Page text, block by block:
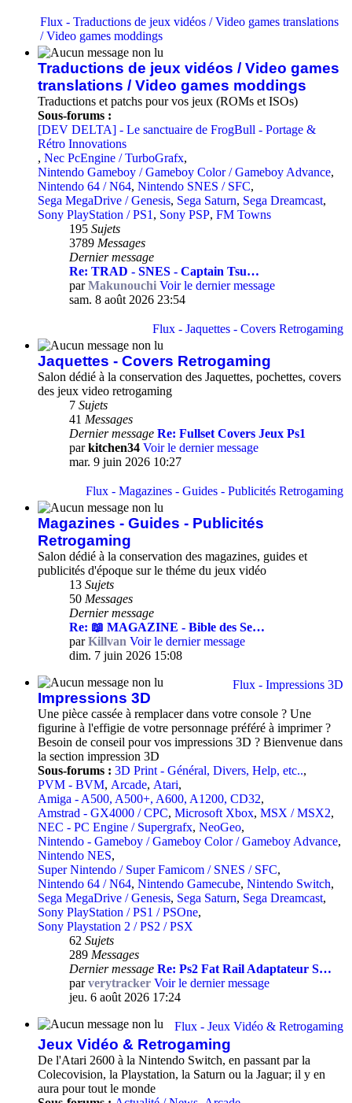
Flux - Traductions de jeux vidéos / Video games translations
/ Video games moddings
Traductions de jeux vidéos / Video games
translations / Video games moddings
Traductions et patchs pour vos jeux (ROMs et ISOs)
Sous-forums :
[DEV DELTA] - Le sanctuaire de FrogBull - Portage &
Rétro Innovations
, Nec PcEngine / TurboGrafx,
Nintendo Gameboy / Gameboy Color / Gameboy Advance,
Nintendo 64 / N64, Nintendo SNES / SFC,
Sega MegaDrive / Genesis, Sega Saturn, Sega Dreamcast,
Sony PlayStation / PS1 , Sony PSP, FM Towns
195 Sujets
3789 Messages
Dernier message
Re: TRAD - SNES - Captain Tsu…
parMakunouchi Voir le dernier message
sam. 8 août 2026 23:54
Flux - Jaquettes - Covers Retrogaming
Jaquettes - Covers Retrogaming
Salon dédié à la conservation des Jaquettes, pochettes, covers
des jeux video retrogaming
7 Sujets
41 Messages
Dernier message Re: Fullset Covers Jeux Ps1
parkitchen34 Voir le dernier message
mar. 9 juin 2026 10:27
Flux - Magazines - Guides - Publicités Retrogaming
Magazines - Guides - Publicités
Retrogaming
Salon dédié à la conservation des magazines, guides et
publicités d'époque sur le théme du jeux vidéo
13 Sujets
50 Messages
Dernier message
Re: 📖 MAGAZINE - Bible des Se…
parKillvan Voir le dernier message
dim. 7 juin 2026 15:08
Flux - Impressions 3D
Impressions 3D
Une pièce cassée à remplacer dans votre console ? Une
figurine à l'effigie de votre personnage préféré à imprimer ?
Besoin de conseil pour vos impressions 3D ? Bienvenue dans
la section impression 3D
Sous-forums : 3D Print - Général, Divers, Help, etc..,
PVM - BVM, Arcade, Atari,
Amiga - A500, A500+, A600, A1200, CD32,
Amstrad - GX4000 / CPC, Microsoft Xbox, MSX / MSX2,
NEC - PC Engine / Supergrafx, NeoGeo,
Nintendo - Gameboy / Gameboy Color / Gameboy Advance,
Nintendo NES,
Super Nintendo / Super Famicom / SNES / SFC,
Nintendo 64 / N64, Nintendo Gamecube, Nintendo Switch,
Sega MegaDrive / Genesis, Sega Saturn, Sega Dreamcast,
Sony PlayStation / PS1 / PSOne,
Sony Playstation 2 / PS2 / PSX
62 Sujets
289 Messages
Dernier message Re: Ps2 Fat Rail Adaptateur S…
parverytracker Voir le dernier message
jeu. 6 août 2026 17:24
Flux - Jeux Vidéo & Retrogaming
Jeux Vidéo & Retrogaming
De l'Atari 2600 à la Nintendo Switch, en passant par la
Colecovision, la Playstation, la Saturn ou la Jaguar; il y en
aura pour tout le monde